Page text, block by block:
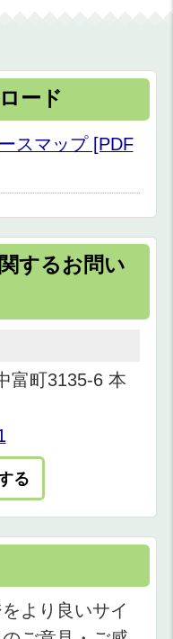
ード
スマップ [PDF
するお問い
富町3135-6 本
る
より良いサイ